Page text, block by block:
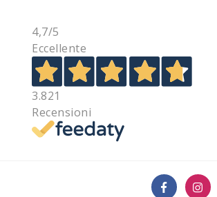
4,7/5
Eccellente
3.821
Recensioni